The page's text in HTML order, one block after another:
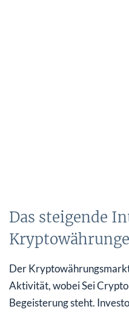
Das steigende
Der
Aktivität, wobei Sei Crypto
Begeisterung steht.